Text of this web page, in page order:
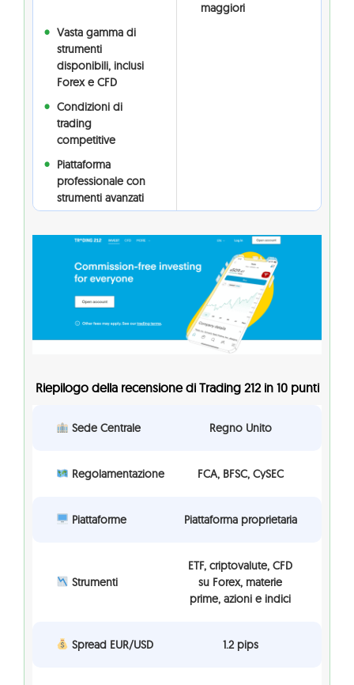
maggiori
Vasta gamma di
strumenti
disponibili, inclusi
Forex e CFD
Condizioni di
trading
competitive
Piattaforma
professionale con
strumenti avanzati
Riepilogo della recensione di Trading 212 in 10 punti
Sede Centrale Regno Unito
Regolamentazione FCA, BFSC, CySEC
Piattaforme Piattaforma proprietaria
Strumenti
ETF, criptovalute, CFD
su Forex, materie
prime, azioni e indici
Spread EUR/USD 1.2 pips